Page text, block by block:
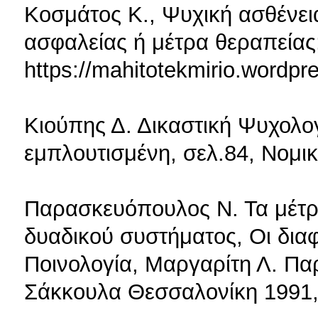
Κοσμάτος Κ., Ψυχική
ασφαλείας ή μέτρα
https://
Κιούπης Δ. Δικαστική
εμπλουτισμένη, σελ.84,
Παρασκευόπουλος Ν. Τα
δυαδικού συστήματος, Οι
Ποινολογία, Μαργαρίτη Λ.
Σάκκουλα Θεσσαλονίκη